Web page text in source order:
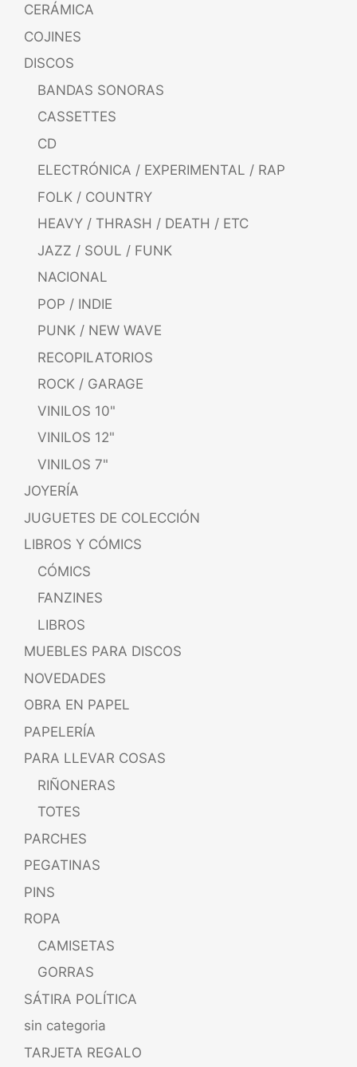
CERÁMICA
COJINES
DISCOS
BANDAS SONORAS
CASSETTES
CD
ELECTRÓNICA / EXPERIMENTAL / RAP
FOLK / COUNTRY
HEAVY / THRASH / DEATH / ETC
JAZZ / SOUL / FUNK
NACIONAL
POP / INDIE
PUNK / NEW WAVE
RECOPILATORIOS
ROCK / GARAGE
VINILOS 10"
VINILOS 12"
VINILOS 7"
JOYERÍA
JUGUETES DE COLECCIÓN
LIBROS Y CÓMICS
CÓMICS
FANZINES
LIBROS
MUEBLES PARA DISCOS
NOVEDADES
OBRA EN PAPEL
PAPELERÍA
PARA LLEVAR COSAS
RIÑONERAS
TOTES
PARCHES
PEGATINAS
PINS
ROPA
CAMISETAS
GORRAS
SÁTIRA POLÍTICA
sin categoria
TARJETA REGALO